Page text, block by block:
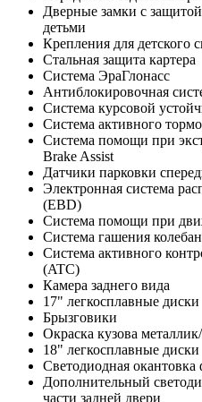
Дверные замки с
детьми
Крепления для детского
Стальная защита картера
Система ЭраГлонасс
Антиблокировочная
Система курсовой
Система активного
Система помощи при
Brake Assist
Датчики парковки
Электронная система
(EBD)
Система помощи при
Система гашения
Система активного
(ATC)
Камера заднего вида
17" легкосплавные диски
Брызговики
Окраска кузова
18" легкосплавные диски
Светодиодная окантовка
Дополнительный
части задней двери